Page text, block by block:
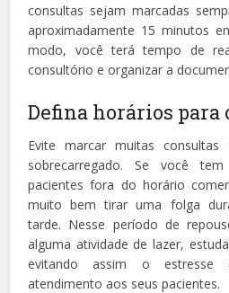
consultas sejam marcadas
aproximadamente 15 minutos
modo, você terá tempo de
consultório e organizar a
Defina horários para
Evite marcar muitas
sobrecarregado. Se você
pacientes fora do horário
muito bem tirar uma folga
tarde. Nesse período de
alguma atividade de lazer,
evitando assim o
atendimento aos seus pacientes.